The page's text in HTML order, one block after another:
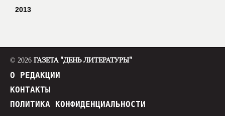
2013
© 2026 ГАЗЕТА "ДЕНЬ ЛИТЕРАТУРЫ"
О РЕДАКЦИИ
КОНТАКТЫ
ПОЛИТИКА КОНФИДЕНЦИАЛЬНОСТИ